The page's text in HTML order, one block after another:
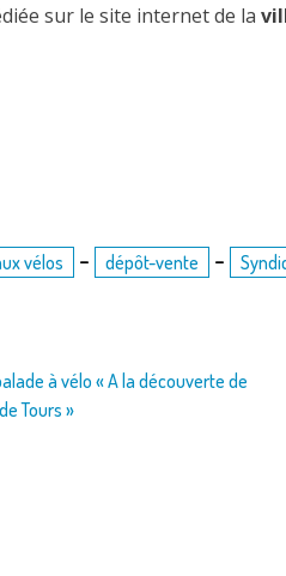
sur le site internet de la
vélos - dépôt-vente -
à vélo « A la découverte de
Tours »